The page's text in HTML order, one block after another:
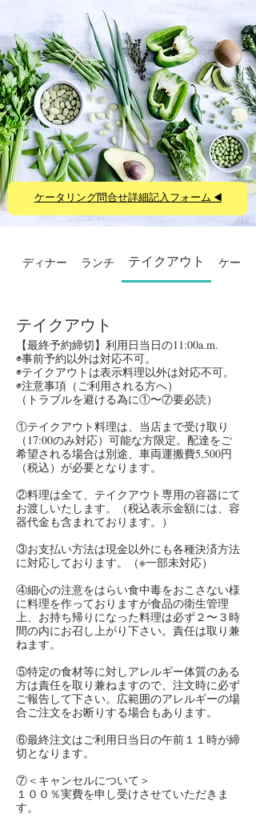
ケータリング問合せ詳細記入フォーム ◀️
ディナー ランチ テイクアウト ケータ
テイクアウト
【最終予約締切】利用日当日の11:00a.m.
◉事前予約以外は対応不可。
◉テイクアウトは表示料理以外は対応不可。
◉注意事項（ご利用される方へ）
（トラブルを避ける為に①〜⑦要必読）
①テイクアウト料理は、当店まで受け取り
（17:00のみ対応）可能な方限定。配達をご
希望される場合は別途、車両運搬費5,500円
（税込）が必要となります。
②料理は全て、テイクアウト専用の容器にて
お渡しいたします。（税込表示金額には、容
器代金も含まれております。）
③お支払い方法は現金以外にも各種決済方法
に対応しております。（※一部未対応）
④細心の注意をはらい食中毒をおこさない様
に料理を作っておりますが食品の衛生管理
上、お持ち帰りになった料理は必ず２〜３時
間の内にお召し上がり下さい。責任は取り兼
ねます。
⑤特定の食材等に対しアレルギー体質のある
方は責任を取り兼ねますので、注文時に必ず
ご報告して下さい。広範囲のアレルギーの場
合ご注文をお断りする場合もあります。
⑥最終注文はご利用日当日の午前１１時が締
切となります。
⑦＜キャンセルについて＞
１００％実費を申し受けさせていただきま
す。